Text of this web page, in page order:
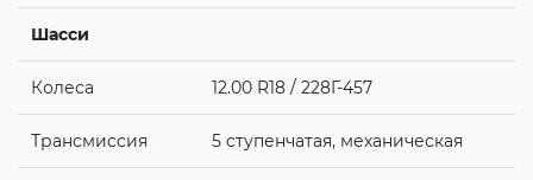
Шасси
Колеса 12.00 R18 / 228Г-457
Трансмиссия 5 ступенчатая, механическая